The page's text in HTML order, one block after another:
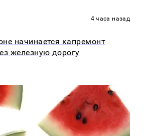
4 часа назад
начинается капремонт
железную дорогу